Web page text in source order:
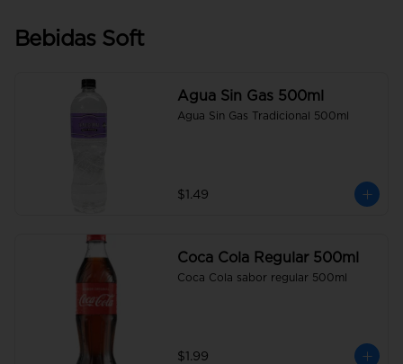
Bebidas Soft
Agua Sin Gas 500ml
Agua Sin Gas Tradicional 500ml
$1.49
Coca Cola Regular 500ml
Coca Cola sabor regular 500ml
$1.99